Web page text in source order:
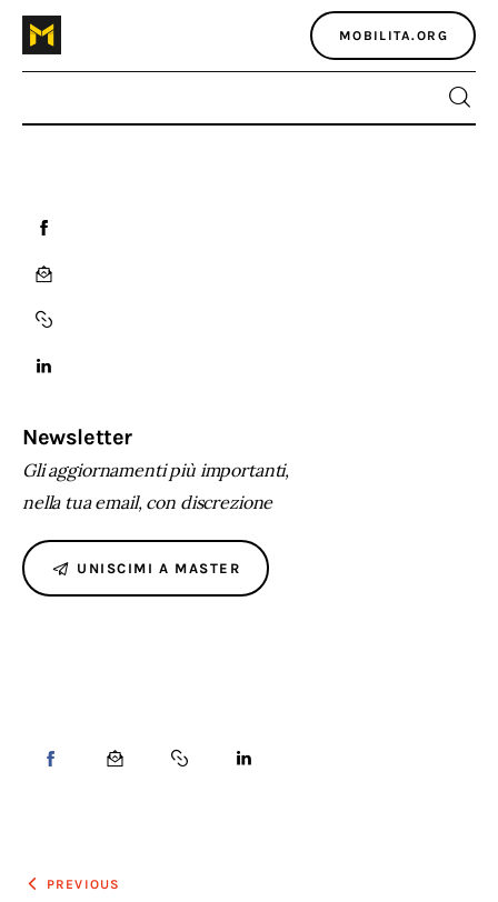
MOBILITA.ORG
Atlante dei masters
Argomenti
Agenzia e media
Contatti
Newsletter
Gli aggiornamenti più importanti,
nella tua email, con discrezione
UNISCIMI A MASTER
PREVIOUS